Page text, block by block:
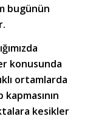
bugünün
konusunda
ortamlarda
kesikler